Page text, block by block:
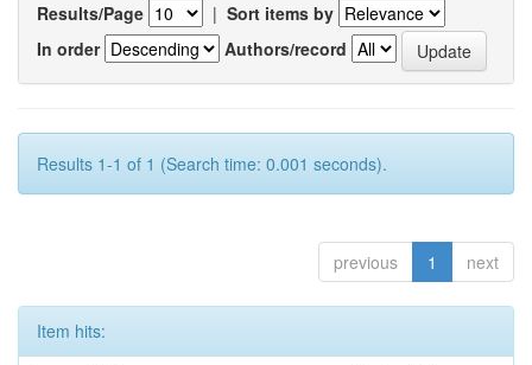
Results/Page | Sort items by
In order
Authors/record
Results 1-1 of 1 (Search time: 0.001 seconds).
previous 1 next
Item hits: